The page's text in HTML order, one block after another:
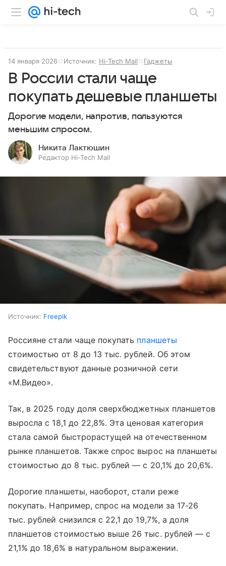
14 января 2026 Источник: Hi-Tech Mail Гаджеты
В России стали чаще
покупать дешевые планшеты
Дорогие модели, напротив, пользуются
меньшим спросом.
Никита Лактюшин
Редактор Hi-Tech Mail
Источник: Freepik
Россияне стали чаще покупать планшеты
стоимостью от 8 до 13 тыс. рублей. Об этом
свидетельствуют данные розничной сети
«М.Видео».
Так, в 2025 году доля сверхбюджетных планшетов
выросла с 18,1 до 22,8%. Эта ценовая категория
стала самой быстрорастущей на отечественном
рынке планшетов. Также спрос вырос на планшеты
стоимостью до 8 тыс. рублей — с 20,1% до 20,6%.
Дорогие планшеты, наоборот, стали реже
покупать. Например, спрос на модели за 17-26
тыс. рублей снизился с 22,1 до 19,7%, а доля
планшетов стоимостью выше 26 тыс. рублей — с
21,1% до 18,6% в натуральном выражении.